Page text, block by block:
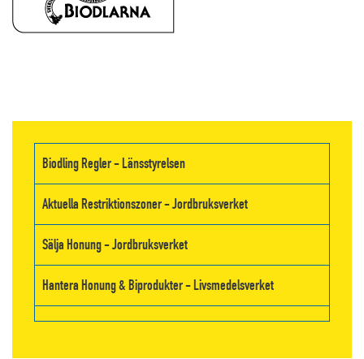
Biodling Regler - Länsstyrelsen
Aktuella Restriktionszoner - Jordbruksverket
Sälja Honung - Jordbruksverket
Hantera Honung & Biprodukter - Livsmedelsverket